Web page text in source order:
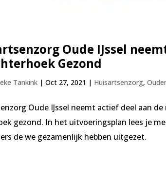
Oude IJssel
Gezond
Tankink |Oct 27, 2021 | Huisartsenzorg,
Oude IJssel neemt actief deel aan
gezond. In het uitvoeringsplan lees je
de we gezamenlijk hebben uitgezet.